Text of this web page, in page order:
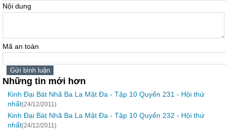
Nội dung
Mã an toàn
Những tin mới hơn
Kinh Đại Bát Nhã Ba La Mật Đa - Tập 10 Quyển 231 - Hội thứ
nhất(24/12/2011)
Kinh Đại Bát Nhã Ba La Mật Đa - Tập 10 Quyển 232 - Hội thứ
nhất(24/12/2011)